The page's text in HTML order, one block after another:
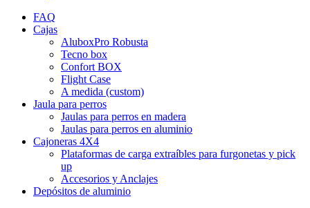
FAQ
Cajas
AluboxPro Robusta
Tecno box
Confort BOX
Flight Case
A medida (custom)
Jaula para perros
Jaulas para perros en madera
Jaulas para perros en aluminio
Cajoneras 4X4
Plataformas de carga extraíbles para furgonetas y pick
up
Accesorios y Anclajes
Depósitos de aluminio